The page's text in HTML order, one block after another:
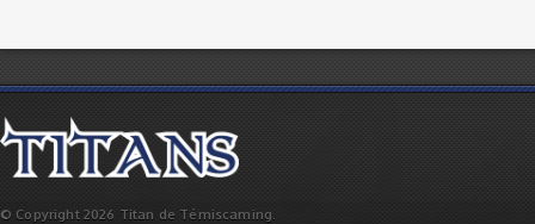
© Copyright 2026 Titan de Témiscaming.